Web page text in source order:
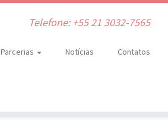
Telefone: +55 21 3032-7565
Parcerias Notícias Contatos